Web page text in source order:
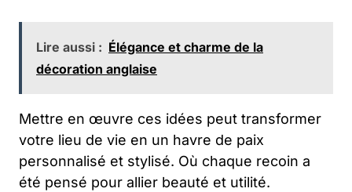
Lire aussi : Élégance et charme de la
décoration anglaise
Mettre en œuvre ces idées peut transformer
votre lieu de vie en un havre de paix
personnalisé et stylisé. Où chaque recoin a
été pensé pour allier beauté et utilité.